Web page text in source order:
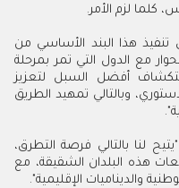
كلما لزم الأمر.
تنفيذ هذا البند الأساسي من
مع الدول التي تمر بمرحلة
أفضل السبل لتعزيز
وبالتالي تمهيد الطريق
لنا بالتالي فرصة التطرق،
هذه البلدان الشقيقة، مع
والديناميات الإقليمية".